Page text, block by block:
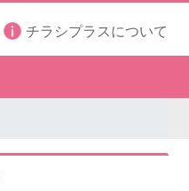
チラシプラスについて